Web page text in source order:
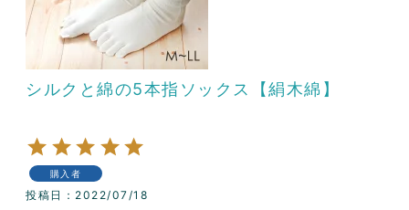
シルクと綿の5本指ソックス【絹木綿】
購入者
投稿日 2022/07/18